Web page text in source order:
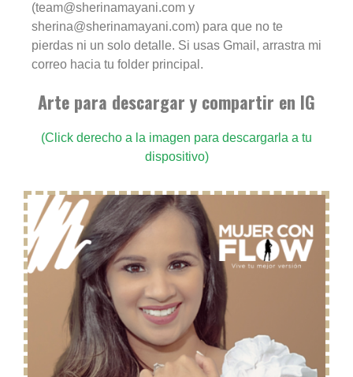
(team@sherinamayani.com y
sherina@sherinamayani.com) para que no te
pierdas ni un solo detalle. Si usas Gmail, arrastra mi
correo hacia tu folder principal.
Arte para descargar y compartir en IG
(Click derecho a la imagen para descargarla a tu
dispositivo)